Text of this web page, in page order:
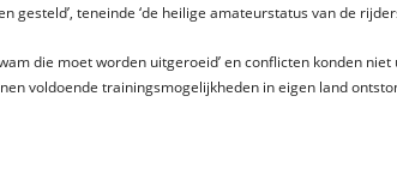
teneinde ‘de heilige amateurstatus van de
die moet worden uitgeroeid’ en conflicten konden
voldoende trainingsmogelijkheden in eigen land